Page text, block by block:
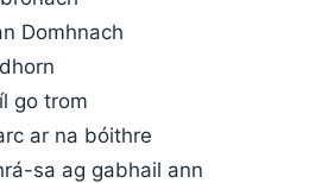
Domhnach
go trom
ar na bóithre
sa ag gabhail ann